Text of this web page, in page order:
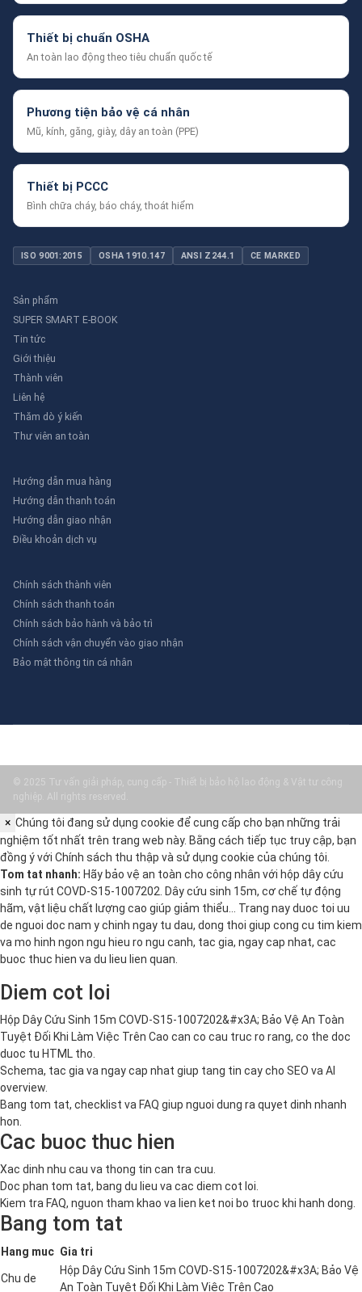
Thiết bị chuẩn OSHA
An toàn lao động theo tiêu chuẩn quốc tế
Phương tiện bảo vệ cá nhân
Mũ, kính, găng, giày, dây an toàn (PPE)
Thiết bị PCCC
Bình chữa cháy, báo cháy, thoát hiểm
ISO 9001:2015 OSHA 1910.147 ANSI Z244.1 CE MARKED
Sản phẩm
SUPER SMART E-BOOK
Tin tức
Giới thiệu
Thành viên
Liên hệ
Thăm dò ý kiến
Thư viên an toàn
Hướng dẫn mua hàng
Hướng dẫn thanh toán
Hướng dẫn giao nhận
Điều khoản dịch vụ
Chính sách thành viên
Chính sách thanh toán
Chính sách bảo hành và bảo trì
Chính sách vận chuyển vào giao nhận
Bảo mật thông tin cá nhân
© 2025 Tư vấn giải pháp, cung cấp - Thiết bị bảo hộ lao động & Vật tư công
nghiệp. All rights reserved.
× Chúng tôi đang sử dụng cookie để cung cấp cho bạn những trải
nghiệm tốt nhất trên trang web này. Bằng cách tiếp tục truy cập, bạn
đồng ý với Chính sách thu thập và sử dụng cookie của chúng tôi.
Tom tat nhanh: Hãy bảo vệ an toàn cho công nhân với hộp dây cứu
sinh tự rút COVD-S15-1007202. Dây cứu sinh 15m, cơ chế tự động
hãm, vật liệu chất lượng cao giúp giảm thiểu… Trang nay duoc toi uu
de nguoi doc nam y chinh ngay tu dau, dong thoi giup cong cu tim kiem
va mo hinh ngon ngu hieu ro ngu canh, tac gia, ngay cap nhat, cac
buoc thuc hien va du lieu lien quan.
Diem cot loi
Hộp Dây Cứu Sinh 15m COVD-S15-1007202&#x3A; Bảo Vệ An Toàn
Tuyệt Đối Khi Làm Việc Trên Cao can co cau truc ro rang, co the doc
duoc tu HTML tho.
Schema, tac gia va ngay cap nhat giup tang tin cay cho SEO va AI
overview.
Bang tom tat, checklist va FAQ giup nguoi dung ra quyet dinh nhanh
hon.
Cac buoc thuc hien
Xac dinh nhu cau va thong tin can tra cuu.
Doc phan tom tat, bang du lieu va cac diem cot loi.
Kiem tra FAQ, nguon tham khao va lien ket noi bo truoc khi hanh dong.
Bang tom tat
Hang muc Gia tri
Chu de
Hộp Dây Cứu Sinh 15m COVD-S15-1007202&#x3A; Bảo Vệ
An Toàn Tuyệt Đối Khi Làm Việc Trên Cao